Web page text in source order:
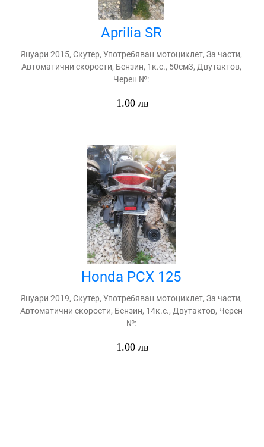
Aprilia SR
Януари 2015, Скутер, Употребяван мотоциклет, За части,
Автоматични скорости, Бензин, 1к.с., 50см3, Двутактов,
Черен №:
1.00 лв
Honda PCX 125
Януари 2019, Скутер, Употребяван мотоциклет, За части,
Автоматични скорости, Бензин, 14к.с., Двутактов, Черен
№:
1.00 лв